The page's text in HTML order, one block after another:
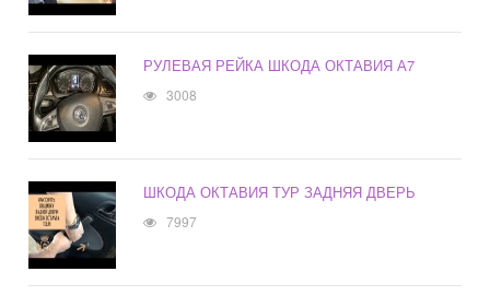
РУЛЕВАЯ РЕЙКА ШКОДА ОКТАВИЯ А7
3008
ШКОДА ОКТАВИЯ ТУР ЗАДНЯЯ ДВЕРЬ
7997